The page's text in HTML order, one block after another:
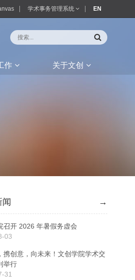
学术事务管理系统 EN
作 关于文创
→
召开 2026 年暑假务虚会
03
携创意，向未来！文创学院学术交
举行
31